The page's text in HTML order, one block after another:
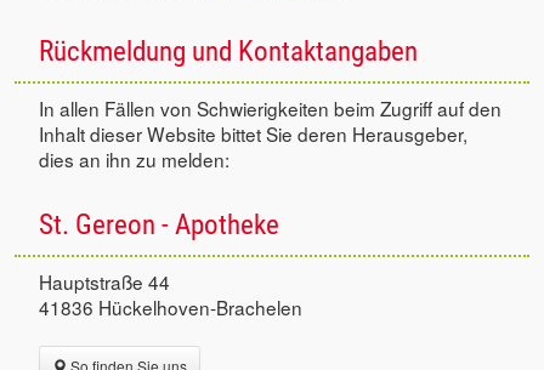
Rückmeldung und Kontaktangaben
In allen Fällen von Schwierigkeiten beim Zugriff auf den
Inhalt dieser Website bittet Sie deren Herausgeber,
dies an ihn zu melden:
St. Gereon - Apotheke
Hauptstraße 44
41836 Hückelhoven-Brachelen
So finden Sie uns